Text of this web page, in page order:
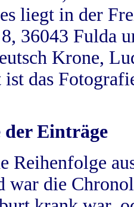
liegt in der
36043 Fulda
Krone,
das
der Einträge
Reihenfolge
war die